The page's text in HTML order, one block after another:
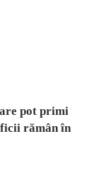
pot primi
rămân în